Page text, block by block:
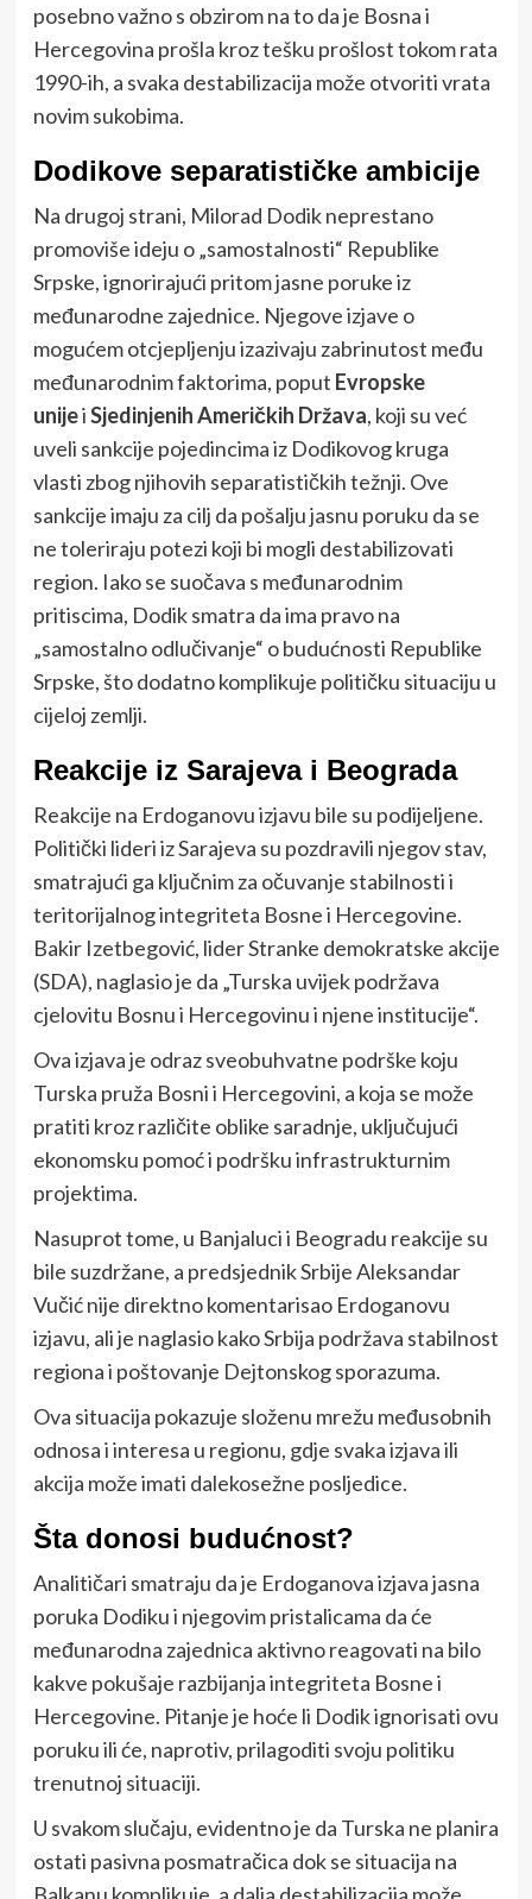
posebno važno s obzirom na to da je Bosna i
Hercegovina prošla kroz tešku prošlost tokom rata
1990-ih, a svaka destabilizacija može otvoriti vrata
novim sukobima.
Dodikove separatističke ambicije
Na drugoj strani, Milorad Dodik neprestano
promoviše ideju o „samostalnosti“ Republike
Srpske, ignorirajući pritom jasne poruke iz
međunarodne zajednice. Njegove izjave o
mogućem otcjepljenju izazivaju zabrinutost među
međunarodnim faktorima, poput Evropske
unijeiSjedinjenih Američkih Država, koji su već
uveli sankcije pojedincima iz Dodikovog kruga
vlasti zbog njihovih separatističkih težnji. Ove
sankcije imaju za cilj da pošalju jasnu poruku da se
ne toleriraju potezi koji bi mogli destabilizovati
region. Iako se suočava s međunarodnim
pritiscima, Dodik smatra da ima pravo na
„samostalno odlučivanje“ o budućnosti Republike
Srpske, što dodatno komplikuje političku situaciju u
cijeloj zemlji.
Reakcije iz Sarajeva i Beograda
Reakcije na Erdoganovu izjavu bile su podijeljene.
Politički lideri iz Sarajeva su pozdravili njegov stav,
smatrajući ga ključnim za očuvanje stabilnosti i
teritorijalnog integriteta Bosne i Hercegovine.
Bakir Izetbegović, lider Stranke demokratske akcije
(SDA), naglasio je da „Turska uvijek podržava
cjelovitu Bosnu i Hercegovinu i njene institucije“.
Ova izjava je odraz sveobuhvatne podrške koju
Turska pruža Bosni i Hercegovini, a koja se može
pratiti kroz različite oblike saradnje, uključujući
ekonomsku pomoć i podršku infrastrukturnim
projektima.
Nasuprot tome, u Banjaluci i Beogradu reakcije su
bile suzdržane, a predsjednik Srbije Aleksandar
Vučić nije direktno komentarisao Erdoganovu
izjavu, ali je naglasio kako Srbija podržava stabilnost
regiona i poštovanje Dejtonskog sporazuma.
Ova situacija pokazuje složenu mrežu međusobnih
odnosa i interesa u regionu, gdje svaka izjava ili
akcija može imati dalekosežne posljedice.
Šta donosi budućnost?
Analitičari smatraju da je Erdoganova izjava jasna
poruka Dodiku i njegovim pristalicama da će
međunarodna zajednica aktivno reagovati na bilo
kakve pokušaje razbijanja integriteta Bosne i
Hercegovine. Pitanje je hoće li Dodik ignorisati ovu
poruku ili će, naprotiv, prilagoditi svoju politiku
trenutnoj situaciji.
U svakom slučaju, evidentno je da Turska ne planira
ostati pasivna posmatračica dok se situacija na